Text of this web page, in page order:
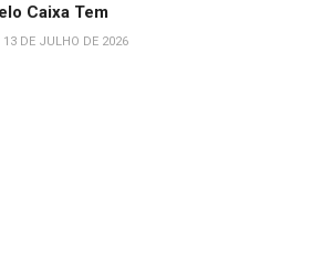
Caixa Tem
13 DE JULHO DE 2026